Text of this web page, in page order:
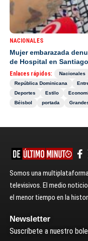
NACIONALES
Mujer embarazada
de Hospital en Santiago
Enlaces rápidos: Nacionales
República Dominicana
Deportes
Estilo
Béisbol
portada
Somos una
televisivos. El medio
el menor tiempo en la
Newsletter
Suscríbete a nuestro